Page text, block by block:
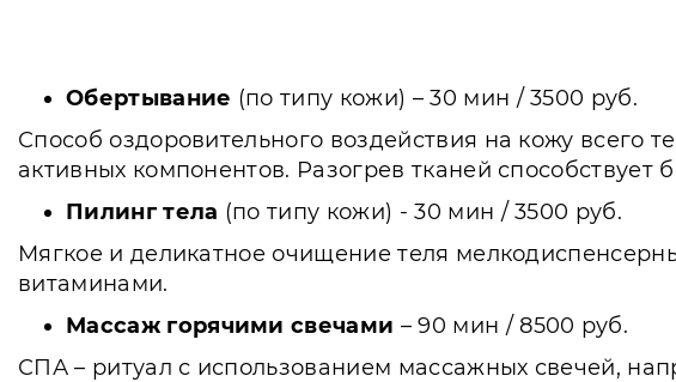
Обертывание (по типу кожи) – 30 мин / 3500 руб.
Способ оздоровительного воздействия на кожу всего
активных компонентов. Разогрев тканей
Пилинг тела (по типу кожи) - 30 мин / 3500 руб.
Мягкое и деликатное очищение теля
витаминами.
Массаж горячими свечами – 90 мин / 8500 руб.
СПА – ритуал с использованием массажных свечей,